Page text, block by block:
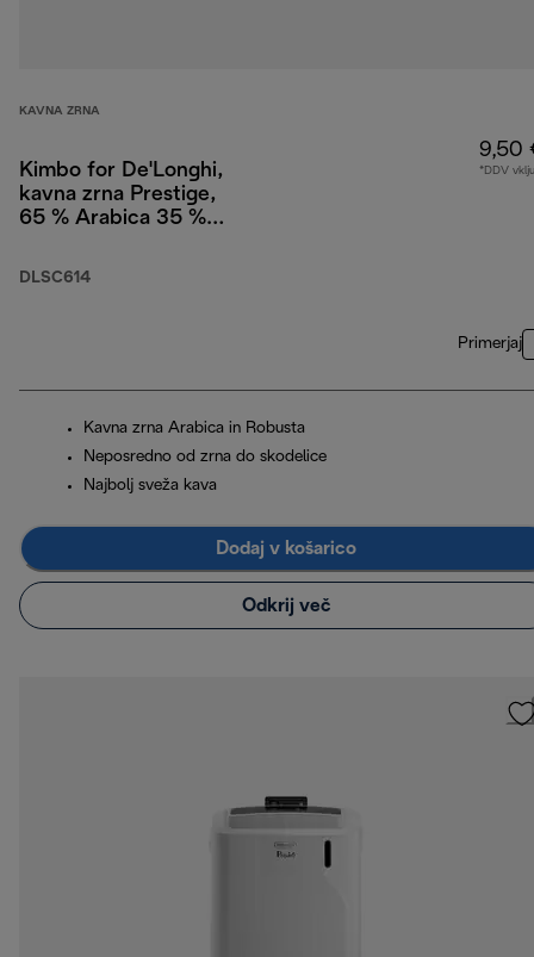
KAVNA ZRNA
Kimbo for De'Longhi,
kavna zrna Prestige,
65 % Arabica 35 %
DLSC614
9,50
*DDV
Primerjaj
Kavna zrna Arabica in Robusta
Neposredno od zrna do skodelice
Najbolj sveža kava
Dodaj v košarico
Odkrij več